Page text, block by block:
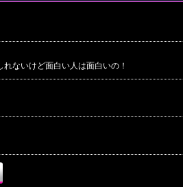
ないけど面白い人は面白いの！